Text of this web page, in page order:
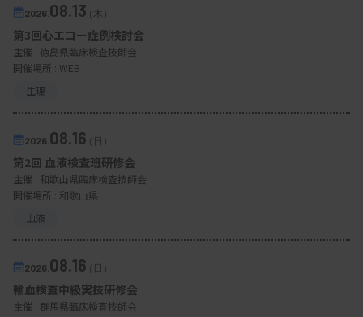
2026. 08.13（木）
第3回心エコー症例検討会
主催 : 徳島県臨床検査技師会
開催場所 : WEB
生理
2026. 08.16（日）
第2回 血液検査班研修会
主催 : 和歌山県臨床検査技師会
開催場所 : 和歌山県
血液
2026. 08.16（日）
輸血検査中級実技研修会
主催 : 群馬県臨床検査技師会